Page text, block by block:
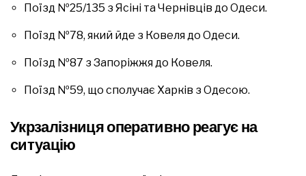
Поїзд №25/135 з Ясіні та Чернівців до Одеси.
Поїзд №78, який йде з Ковеля до Одеси.
Поїзд №87 з Запоріжжя до Ковеля.
Поїзд №59, що сполучає Харків з Одесою.
Укрзалізниця оперативно реагує на
ситуацію